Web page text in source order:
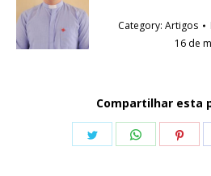
Category: Artigos
16 de
Compartilhar esta
Share
Share